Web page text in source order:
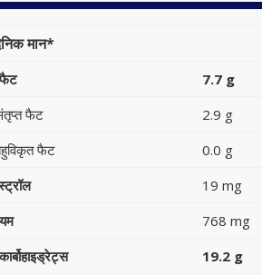
मान*
7.7 g
फैट
2.9 g
फैट
0.0 g
19 mg
768 mg
19.2 g